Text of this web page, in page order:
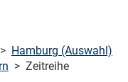
> Hamburg (Auswahl)
> Zeitreihe